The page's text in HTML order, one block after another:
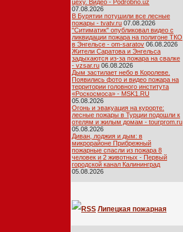
цеху. Видео - Podrobno.uz
07.08.2026
В Бурятии потушили все лесные
пожары - tvatv.ru 07.08.2026
"Ситиматик" опубликовал видео с
ликвидации пожара на полигоне ТКО
в Энгельсе - om-saratov 06.08.2026
Жители Саратова и Энгельса
задыхаются из-за пожара на свалке
- vzsar.ru 06.08.2026
Дым застилает небо в Королеве.
Появились фото и видео пожара на
территории головного института
«Роскосмоса» - MSK1.RU
05.08.2026
Огонь и эвакуация на курорте:
лесные пожары в Турции подошли к
отелям и жилым домам - tourprom.ru
05.08.2026
Диван, лоджия и дым: в
микрорайоне Прибрежный
пожарные спасли из пожара 8
человек и 2 животных - Первый
городской канал Калининград
05.08.2026
Липецкая пожарная